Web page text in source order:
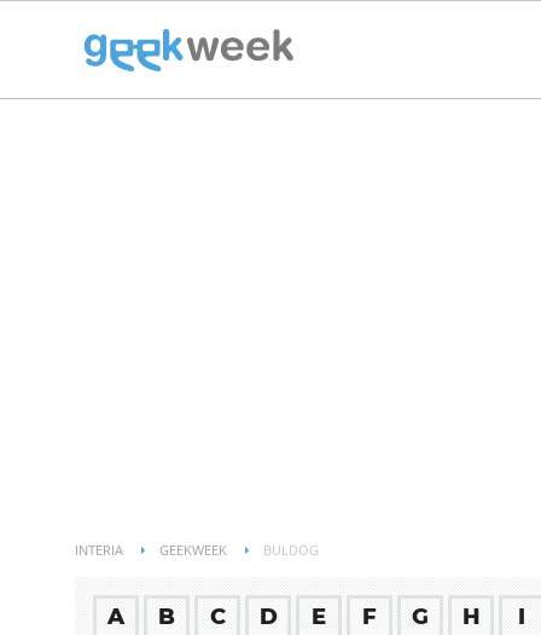
INTERIA GEEKWEEK BULDOG
A B C D E F G H I